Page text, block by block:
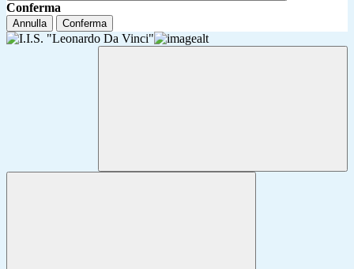
Conferma
Annulla Conferma